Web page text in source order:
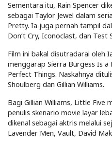
Sementara itu, Rain Spencer
sebagai Taylor Jewel dalam
Pretty. Ia juga pernah tampil
Don’t Cry, Iconoclast, dan Test
Film ini bakal disutradarai oleh
menggarap Sierra Burgess Is
Perfect Things. Naskahnya
Shoulberg dan Gillian Williams.
Bagi Gillian Williams, Little Five
penulis skenario movie layar
dikenal sebagai aktris melalui
Lavender Men, Vault, David